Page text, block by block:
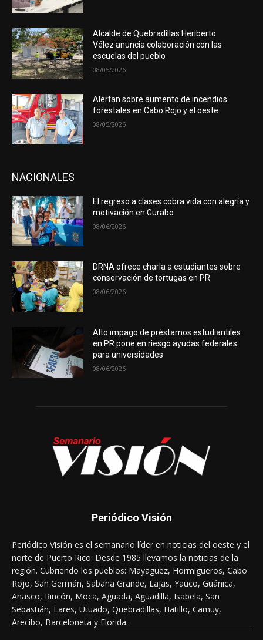
Alcalde de Quebradillas Heriberto
Vélez anuncia colaboración con las
escuelas del pueblo
08/05/2026
Alertan sobre aumento de incendios
forestales en Cabo Rojo y el oeste
08/05/2026
NACIONALES
El regreso a clases cobra vida con alegría y
motivación en Gurabo
08/06/2026
DRNA ofrece charla a estudiantes sobre
conservación de tortugas en PR
08/06/2026
Alto impago de préstamos estudiantiles
en PR pone en riesgo ayudas federales
para universidades
08/06/2026
Periódico Visión
Periódico Visión es el semanario líder en noticias del oeste y el
norte de Puerto Rico. Desde 1985 llevamos la noticias de la
región. Cubriendo los pueblos: Mayagüez, Hormigueros, Cabo
Rojo, San Germán, Sabana Grande, Lajas, Yauco, Guánica,
Añasco, Rincón, Moca, Aguada, Aguadilla, Isabela, San
Sebastián, Lares, Utuado, Quebradillas, Hatillo, Camuy,
Arecibo, Barceloneta y Florida.